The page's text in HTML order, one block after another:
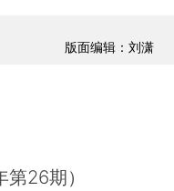
版面编辑：刘潇
26期）